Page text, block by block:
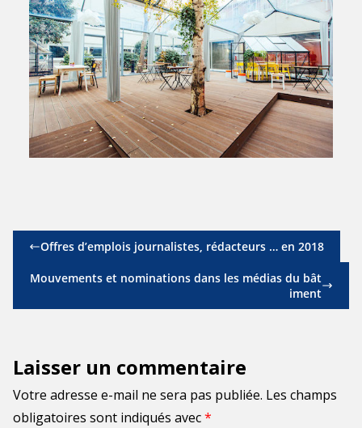
Offres d’emplois journalistes, rédacteurs … en 2018
Mouvements et nominations dans les médias du bât
iment
Laisser un commentaire
Votre adresse e-mail ne sera pas publiée. Les champs
obligatoires sont indiqués avec*